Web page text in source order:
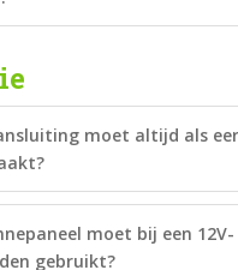
moet altijd als
moet bij een 12V-
gebruikt?